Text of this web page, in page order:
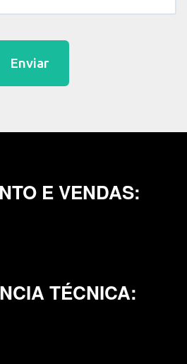
Enviar
E VENDAS:
TÉCNICA: